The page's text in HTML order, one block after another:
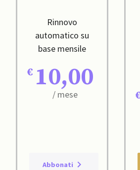
Rinnovo
automatico su
base mensile
10,00
/ mese
Abbonati